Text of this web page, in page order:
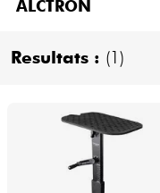
Home Studio
Casques
ALCTRON
Resultats : (1)